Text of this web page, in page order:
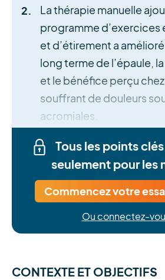
La thérapie manuelle
programme d’exercices
et d’étirement a
long terme de l’épaule,
et le bénéfice perçu
souffrant de douleurs
acromiales.
Tous les points
seulement pour les
Commencez votre
Ou connectez-
CONTEXTE ET OBJECTIFS